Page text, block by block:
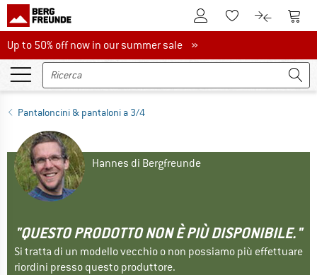
Al conto clienteAlla lista
Al Al
Up to 50% off now in our summer sale
Up to 50% off now in our summer sale »
Pantaloncini & pantaloni a 3/4
Hannes di Bergfreunde
"QUESTO PRODOTTO NON È PIÙ DISPONIBILE."
Si tratta di un modello vecchio o non possiamo più effettuare
riordini presso questo produttore.